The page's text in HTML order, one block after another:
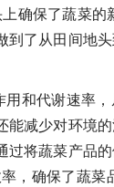
确保了蔬菜的
到了从田间地
和代谢速率
能减少对环境
过将蔬菜产品
，确保了蔬菜